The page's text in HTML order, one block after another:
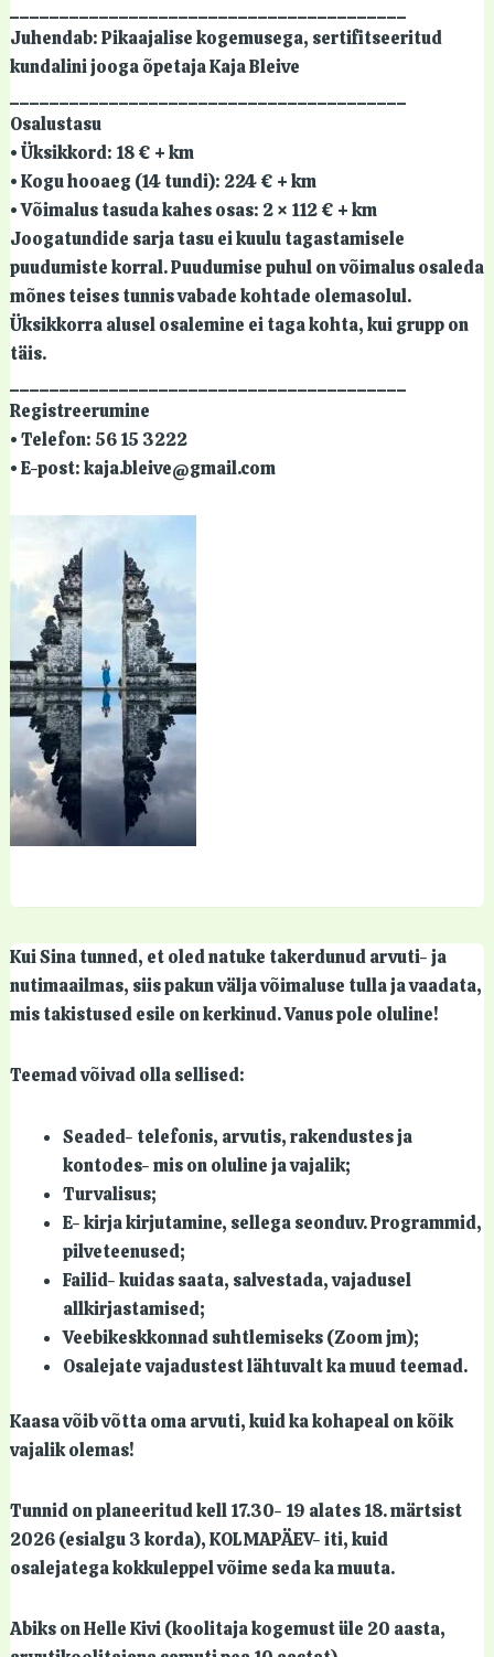
Juhendab: Pikaajalise kogemusega, sertifitseeritud
kundalini jooga õpetaja Kaja Bleive
Osalustasu
• Üksikkord: 18 € + km
• Kogu hooaeg (14 tundi): 224 € + km
• Võimalus tasuda kahes osas: 2 × 112 € + km
Joogatundide sarja tasu ei kuulu tagastamisele
puudumiste korral. Puudumise puhul on võimalus osaleda
mõnes teises tunnis vabade kohtade olemasolul.
Üksikkorra alusel osalemine ei taga kohta, kui grupp on
täis.
Registreerumine
• Telefon: 56 15 3222
• E-post: kaja.bleive@gmail.com
Kui Sina tunned, et oled natuke takerdunud arvuti- ja
nutimaailmas, siis pakun välja võimaluse tulla ja vaadata,
mis takistused esile on kerkinud. Vanus pole oluline!
Teemad võivad olla sellised:
Seaded- telefonis, arvutis, rakendustes ja
kontodes- mis on oluline ja vajalik;
Turvalisus;
E- kirja kirjutamine, sellega seonduv. Programmid,
pilveteenused;
Failid- kuidas saata, salvestada, vajadusel
allkirjastamised;
Veebikeskkonnad suhtlemiseks (Zoom jm);
Osalejate vajadustest lähtuvalt ka muud teemad.
Kaasa võib võtta oma arvuti, kuid ka kohapeal on kõik
vajalik olemas!
Tunnid on planeeritud kell 17.30- 19 alates 18. märtsist
2026 (esialgu 3 korda), KOLMAPÄEV- iti, kuid
osalejatega kokkuleppel võime seda ka muuta.
Abiks on Helle Kivi (koolitaja kogemust üle 20 aasta,